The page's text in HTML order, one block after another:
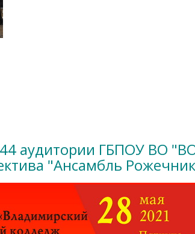
аудитории ГБПОУ ВО
"Ансамбль